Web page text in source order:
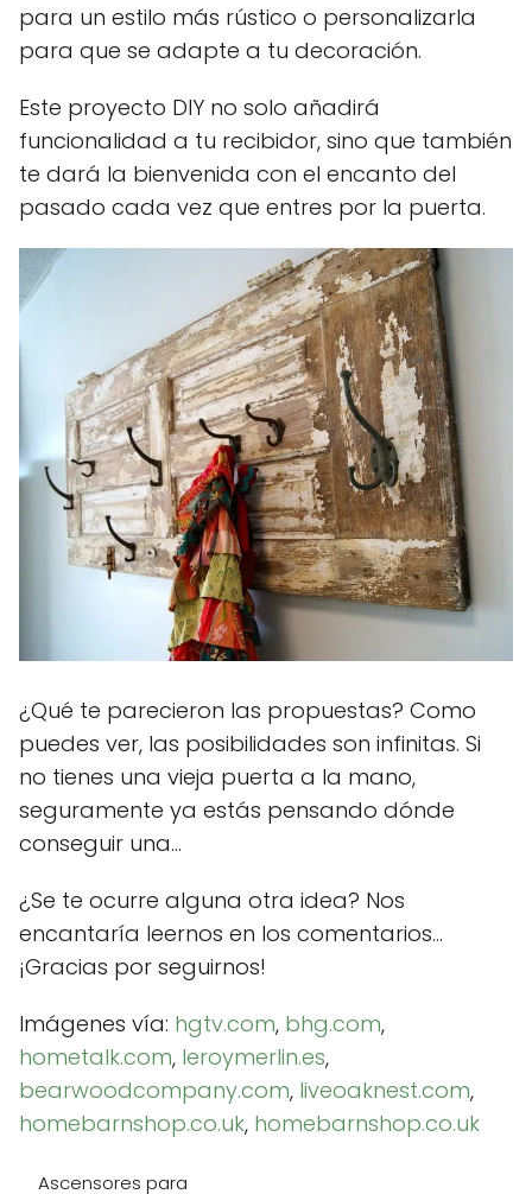
para un estilo más rústico o personalizarla
para que se adapte a tu decoración.
Este proyecto DIY no solo añadirá
funcionalidad a tu recibidor, sino que también
te dará la bienvenida con el encanto del
pasado cada vez que entres por la puerta.
¿Qué te parecieron las propuestas? Como
puedes ver, las posibilidades son infinitas. Si
no tienes una vieja puerta a la mano,
seguramente ya estás pensando dónde
conseguir una...
¿Se te ocurre alguna otra idea? Nos
encantaría leernos en los comentarios...
¡Gracias por seguirnos!
Imágenes vía: hgtv.com, bhg.com,
hometalk.com, leroymerlin.es,
bearwoodcompany.com, liveoaknest.com,
homebarnshop.co.uk, homebarnshop.co.uk
Ascensores para